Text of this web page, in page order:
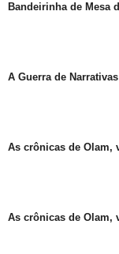
Bandeirinha de Mesa
A Guerra de Narrativas
As crônicas de Olam,
As crônicas de Olam,